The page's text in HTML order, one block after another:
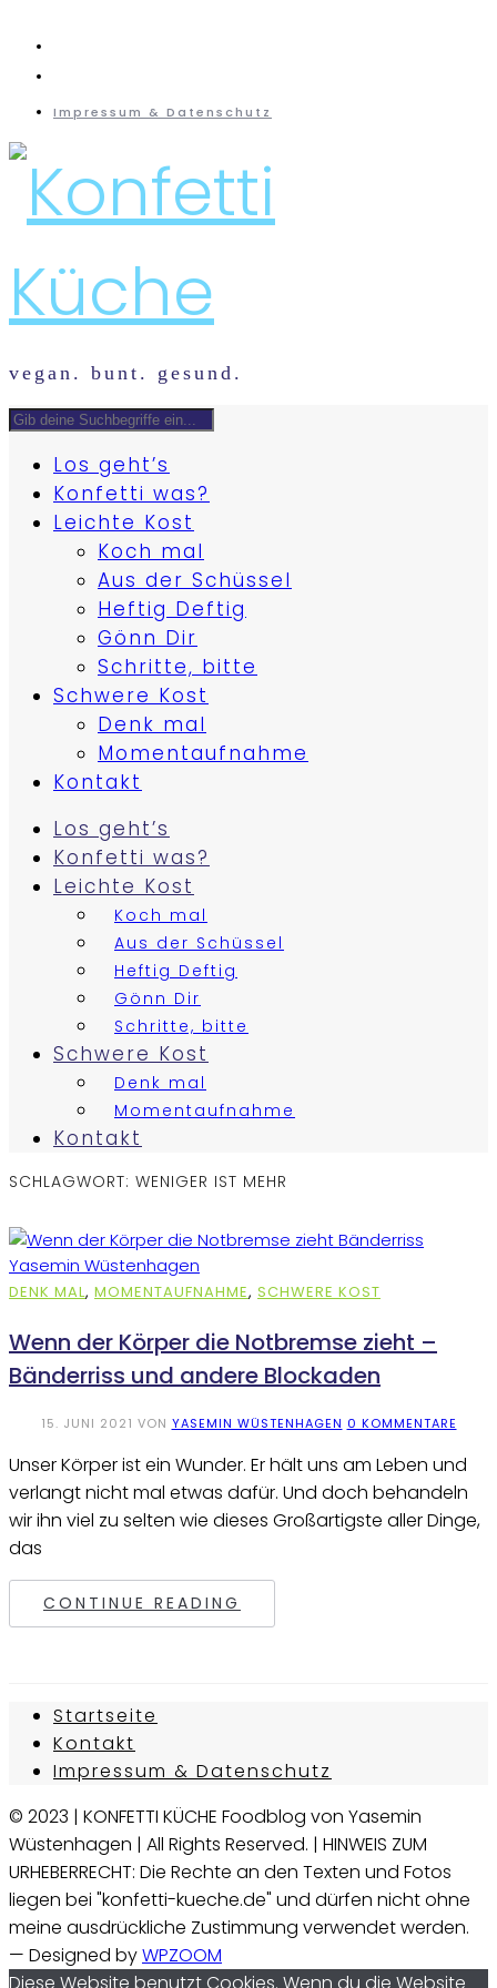
Impressum & Datenschutz
vegan. bunt. gesund.
Los geht’s
Konfetti was?
Leichte Kost
Koch mal
Aus der Schüssel
Heftig Deftig
Gönn Dir
Schritte, bitte
Schwere Kost
Denk mal
Momentaufnahme
Kontakt
Los geht’s
Konfetti was?
Leichte Kost
Koch mal
Aus der Schüssel
Heftig Deftig
Gönn Dir
Schritte, bitte
Schwere Kost
Denk mal
Momentaufnahme
Kontakt
SCHLAGWORT: WENIGER IST MEHR
DENK MAL, MOMENTAUFNAHME, SCHWERE KOST
Wenn der Körper die Notbremse zieht –
Bänderriss und andere Blockaden
15. JUNI 2021 VON YASEMIN WÜSTENHAGEN 0 KOMMENTARE
Unser Körper ist ein Wunder. Er hält uns am Leben und
verlangt nicht mal etwas dafür. Und doch behandeln
wir ihn viel zu selten wie dieses Großartigste aller Dinge,
das
CONTINUE READING
Startseite
Kontakt
Impressum & Datenschutz
© 2023 | KONFETTI KÜCHE Foodblog von Yasemin
Wüstenhagen | All Rights Reserved. | HINWEIS ZUM
URHEBERRECHT: Die Rechte an den Texten und Fotos
liegen bei "konfetti-kueche.de" und dürfen nicht ohne
meine ausdrückliche Zustimmung verwendet werden.
— Designed byWPZOOM